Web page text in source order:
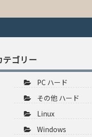
テゴリー
PC ハード
その他 ハード
Linux
Windows